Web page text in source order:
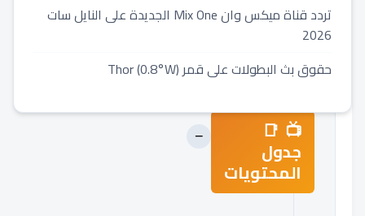
📑
جدول
المحتويات
−
تردد قناة ميكس وان Mix One الجديدة على النايل سات
2026
حقوق بث البطولات على قمر Thor (0.8°W)